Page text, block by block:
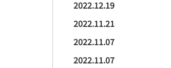
2022.12.19
2022.11.21
2022.11.07
2022.11.07